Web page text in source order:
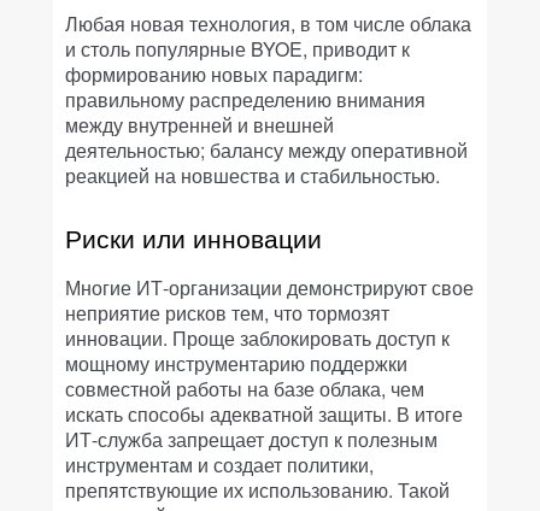
Любая новая технология, в том числе облака
и столь популярные BYOE, приводит к
формированию новых парадигм:
правильному распределению внимания
между внутренней и внешней
деятельностью; балансу между оперативной
реакцией на новшества и стабильностью.
Риски или инновации
Многие ИТ-организации демонстрируют свое
неприятие рисков тем, что тормозят
инновации. Проще заблокировать доступ к
мощному инструментарию поддержки
совместной работы на базе облака, чем
искать способы адекватной защиты. В итоге
ИТ-служба запрещает доступ к полезным
инструментам и создает политики,
препятствующие их использованию. Такой